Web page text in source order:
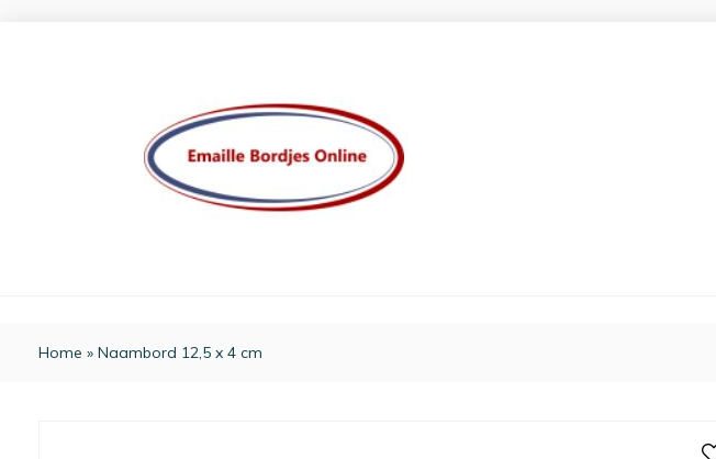
Home » Naambord 12,5 x 4 cm